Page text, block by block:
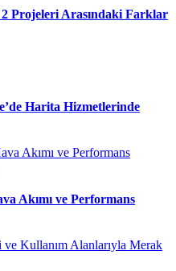
Projeleri Arasındaki Farklar
Harita Hizmetlerinde
Akımı ve Performans